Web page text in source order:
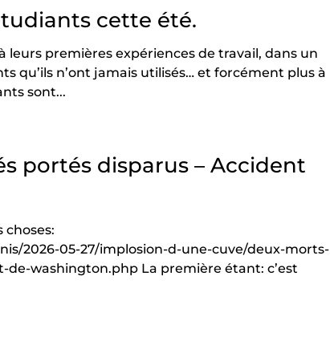
cette été.
leurs premières expériences de travail, dans un
qu’ils n’ont jamais utilisés… et forcément plus à
sont...
portés disparus – Accident
choses:
2026-05-27/implosion-d-une-cuve/deux-morts-
washington.php La première étant: c’est